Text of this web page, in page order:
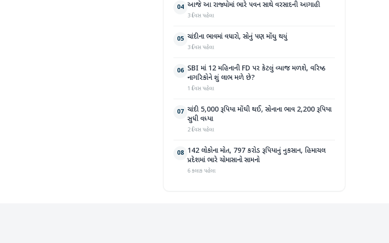
04 આજે આ રાજ્યોમાં ભારે પવન સાથે વરસાદની આગાહી
3 દિવસ પહેલા
05 ચાંદીના ભાવમાં વધારો, સોનું પણ મોંઘુ થયું
3 દિવસ પહેલા
06 SBI માં 12 મહિનાની FD પર કેટલું વ્યાજ મળશે, વરિષ્ઠ
નાગરિકોને શું લાભ મળે છે?
1 દિવસ પહેલા
07 ચાંદી 5,000 રૂપિયા મોંઘી થઈ, સોનાના ભાવ 2,200 રૂપિયા
સુધી વધ્યા
2 દિવસ પહેલા
08 142 લોકોના મોત, 797 કરોડ રૂપિયાનું નુકસાન, હિમાચલ
પ્રદેશમાં ભારે ચોમાસાનો સામનો
6 કલાક પહેલા